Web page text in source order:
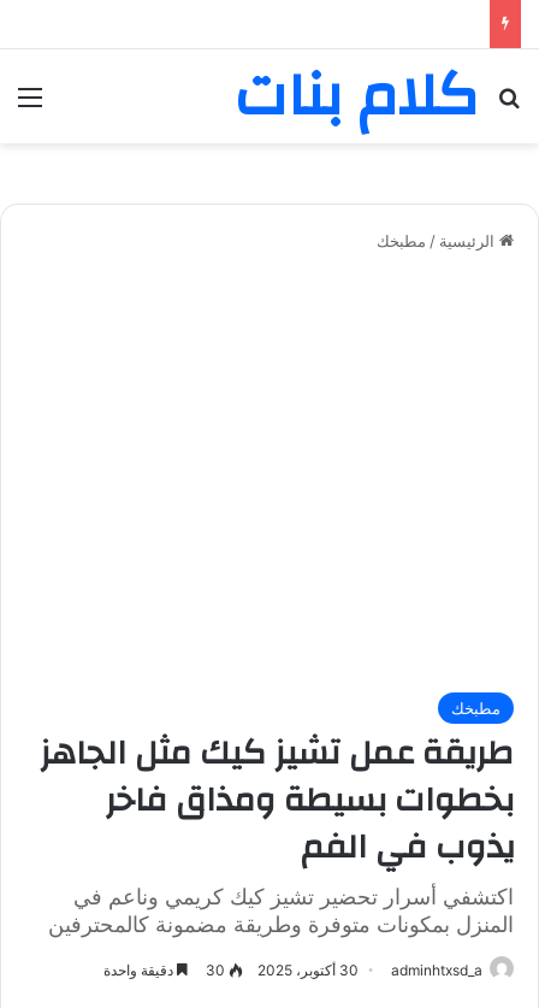
كلام بنات
بحث عن
الرئيسية / مطبخك
مطبخك
طريقة عمل تشيز كيك مثل الجاهز
بخطوات بسيطة ومذاق فاخر
يذوب في الفم
اكتشفي أسرار تحضير تشيز كيك كريمي وناعم في
المنزل بمكونات متوفرة وطريقة مضمونة كالمحترفين
adminhtxsd_a 30 أكتوبر، 2025 30 دقيقة واحدة